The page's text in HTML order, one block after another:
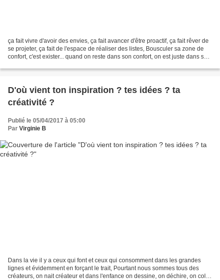
ça fait vivre d'avoir des envies, ça fait avancer d'être proactif, ça fait rêver de
se projeter, ça fait de l'espace de réaliser des listes, Bousculer sa zone de
confort, c'est exister... quand on reste dans son confort, on est juste dans ses
D'où vient ton inspiration ? tes idées ? ta
créativité ?
Publié le 05/04/2017 à 05:00
Par Virginie B
Dans la vie il y a ceux qui font et ceux qui consomment dans les grandes
lignes et évidemment en forçant le trait, Pourtant nous sommes tous des
créateurs, on nait créateur et dans l'enfance on dessine, on déchire, on colle,